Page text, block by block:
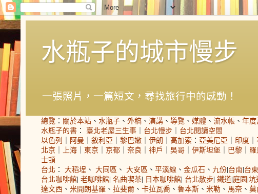
水瓶子的城市慢步
一張照片，一篇短文，尋找旅行中的感動！
總覽 ： 關於本站 、 水瓶子 、 外稿 、 演講 、 導覽 、 媒體 、 流水帳 、 年
水瓶子的書 ： 臺北老屋三生事 ｜ 台北慢步 ｜ 台北閱讀空間
以色列 ｜ 阿曼 ｜ 敘利亞 ｜ 黎巴嫩 ｜ 伊朗 ｜ 高加索 ： 亞美尼亞 ｜ 印度 ｜
北京 ｜ 上海 ｜ 東京 ｜ 京都 ｜ 奈良 ｜ 神戶 ｜ 吳哥 ｜ 伊斯坦堡 ｜ 巴黎 ｜
士頓
台北 ： 大稻埕 、 大同區 、 大安區 、 平溪線 、 金瓜石 、 九份|台南|台東
台北咖啡館| 老咖啡館| 名曲喫茶| 日本咖啡館| 台北散步| 鐵道|庭園|坑
達文西 、 米開朗基羅 、 拉斐爾 、 卡拉瓦喬 、 魯本斯 、 米勒 、 馬奈 、 莫